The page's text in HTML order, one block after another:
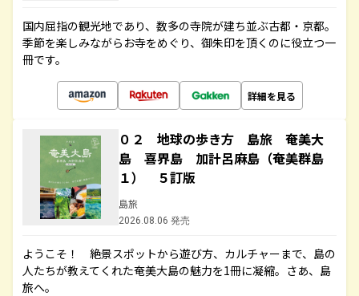
国内屈指の観光地であり、数多の寺院が建ち並ぶ古都・京都。
季節を楽しみながらお寺をめぐり、御朱印を頂くのに役立つ一
冊です。
詳細を見る
０２ 地球の歩き方 島旅 奄美大
島 喜界島 加計呂麻島（奄美群島
１） ５訂版
島旅
2026.08.06 発売
ようこそ！ 絶景スポットから遊び方、カルチャーまで、島の
人たちが教えてくれた奄美大島の魅力を1冊に凝縮。さあ、島
旅へ。